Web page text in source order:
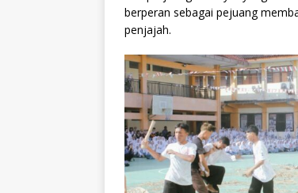
berperan sebagai pejuang
penjajah.